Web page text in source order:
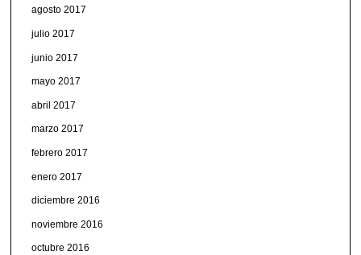
agosto 2017
julio 2017
junio 2017
mayo 2017
abril 2017
marzo 2017
febrero 2017
enero 2017
diciembre 2016
noviembre 2016
octubre 2016